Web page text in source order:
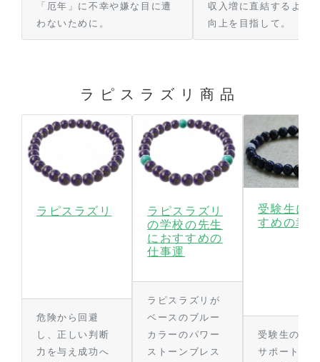
「厄年」に不幸や嫌な目に遭
わないために。
収入増に直結するよう
向上を目指して。
ラピスラズリ商品
ラピスラズリ
危険から回避
し、正しい判断
力を与え成功へ
ラピスラズリ
の学校の先生
におすすめの
仕事運
ラピスラズリが
ベースのブルー
カラーのパワー
ストーンブレス
受験生に
すめの幸
受験生の運
サポートす